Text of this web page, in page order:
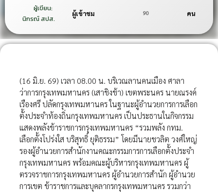
ผู้เขียน:
นิกรณ์ สปส.
ผู้เข้าชม 90 คน
(16 มิ.ย. 69) เวลา 08.00 น. บริเวณลานคนเมือง ศาลา
ว่าการกรุงเทพมหานคร (เสาชิงช้า) เขตพระนคร นายณรงค์
เรืองศรี ปลัดกรุงเทพมหานคร ในฐานะผู้อำนวยการการเลือก
ตั้งประจำท้องถิ่นกรุงเทพมหานคร เป็นประธานในกิจกรรม
แสดงพลังข้าราชการกรุงเทพมหานคร “รวมพลัง กทม.
เลือกตั้งโปร่งใส บริสุทธิ์ ยุติธรรม” โดยมีนายชวลิต วงศ์ใหญ่
รองผู้อำนวยการสำนักงานคณะกรรมการการเลือกตั้งประจำ
กรุงเทพมหานคร พร้อมคณะผู้บริหารกรุงเทพมหานคร ผู้
ตรวจราชการกรุงเทพมหานคร ผู้อำนวยการสำนัก ผู้อำนวย
การเขต ข้าราชการและบุคลากรกรุงเทพมหานคร รวมกว่า